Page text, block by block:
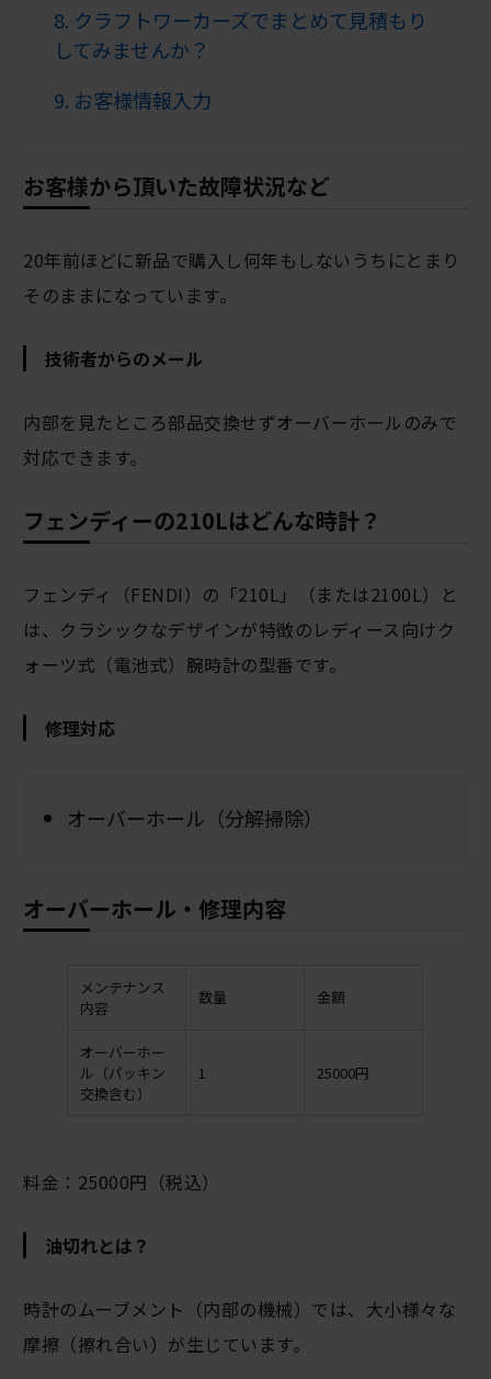
8. クラフトワーカーズでまとめて見積もり
してみませんか？
9. お客様情報入力
お客様から頂いた故障状況など
20年前ほどに新品で購入し何年もしないうちにとまり
そのままになっています。
技術者からのメール
内部を見たところ部品交換せずオーバーホールのみで
対応できます。
フェンディーの210Lはどんな時計？
フェンディ（FENDI）の「210L」（または2100L）と
は、クラシックなデザインが特徴のレディース向けク
ォーツ式（電池式）腕時計の型番です。
修理対応
オーバーホール（分解掃除）
オーバーホール・修理内容
メンテナンス
内容
数量 金額
オーバーホー
ル（パッキン
交換含む）
1 25000円
料金：25000円（税込）
油切れとは？
時計のムーブメント（内部の機械）では、大小様々な
摩擦（擦れ合い）が生じています。